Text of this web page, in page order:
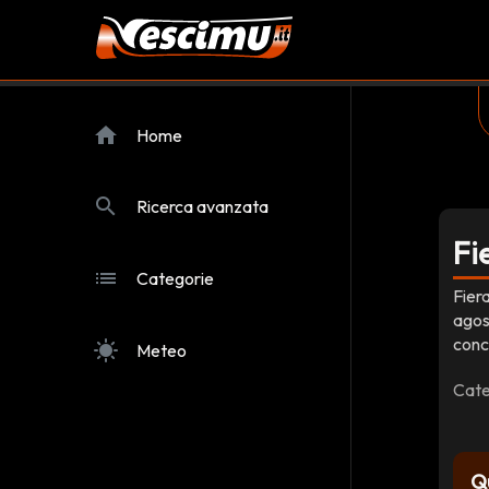
home Home
search Ricerca avanzata
list Categorie
sunny Meteo